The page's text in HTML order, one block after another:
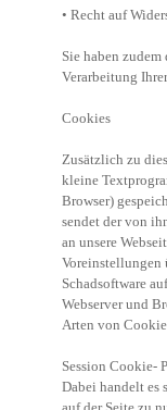
• Recht auf
Sie haben
Verarbeitung
Cookies
Zusätzlich zu
kleine
Browser)
sendet der von
an unsere
Voreinstellungen
Schadsoftware
Webserver und
Arten von
Session Cookie-
Dabei handelt es